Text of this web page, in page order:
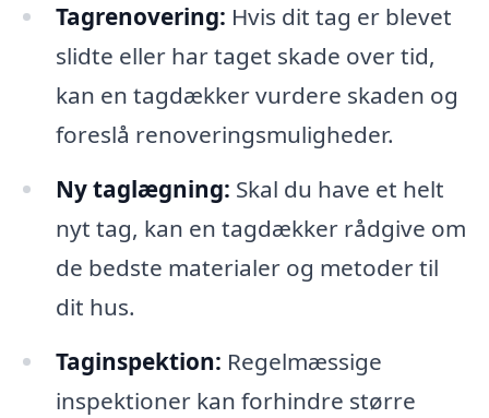
Tagrenovering: Hvis dit tag er blevet
slidte eller har taget skade over tid,
kan en tagdækker vurdere skaden og
foreslå renoveringsmuligheder.
Ny taglægning: Skal du have et helt
nyt tag, kan en tagdækker rådgive om
de bedste materialer og metoder til
dit hus.
Taginspektion: Regelmæssige
inspektioner kan forhindre større